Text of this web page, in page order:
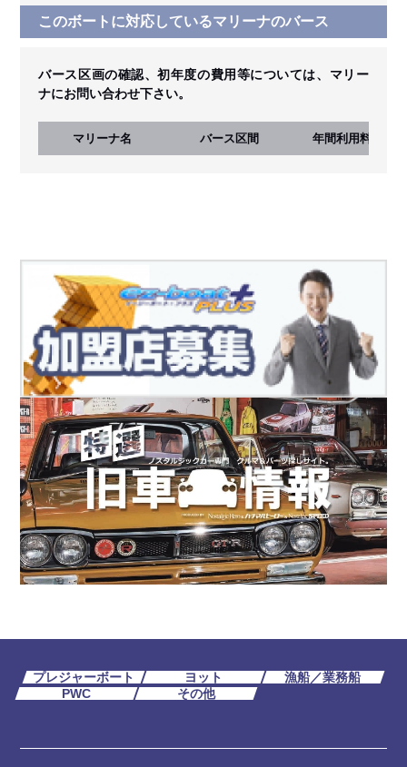
このボートに対応しているマリーナのバース
バース区画の確認、初年度の費用等については、マリー
ナにお問い合わせ下さい。
マリーナ名 バース区間 年間利用料
プレジャーボート ヨット
漁船／業務船
PWC
その他